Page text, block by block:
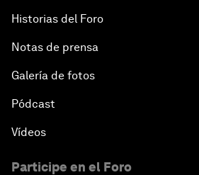
Historias del Foro
Notas de prensa
Galería de fotos
Pódcast
Vídeos
Participe en el Foro